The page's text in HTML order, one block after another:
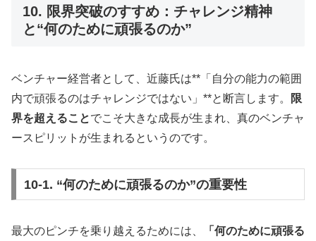
10. 限界突破のすすめ：チャレンジ精神
と“何のために頑張るのか”
ベンチャー経営者として、近藤氏は**「自分の能力の範囲
内で頑張るのはチャレンジではない」**と断言します。
限
界を超えることでこそ大きな成長が生まれ、真のベンチャ
ースピリットが生まれるというのです。
10-1. “何のために頑張るのか”の重要性
最大のピンチを乗り越えるためには、
「何のために頑張る